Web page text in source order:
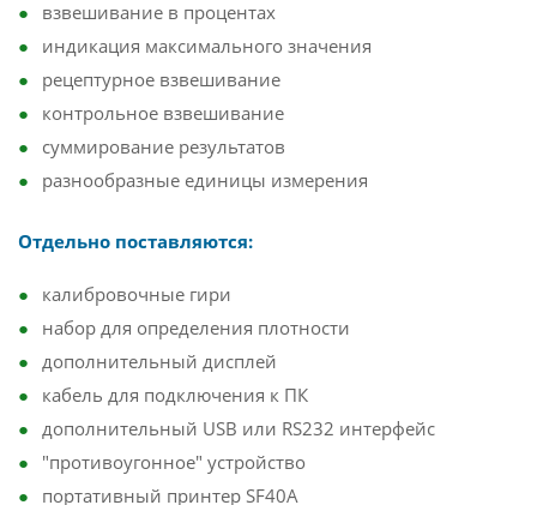
взвешивание в процентах
индикация максимального значения
рецептурное взвешивание
контрольное взвешивание
суммирование результатов
разнообразные единицы измерения
Отдельно поставляются:
калибровочные гири
набор для определения плотности
дополнительный дисплей
кабель для подключения к ПК
дополнительный USB или RS232 интерфейс
"противоугонное" устройство
портативный принтер SF40A